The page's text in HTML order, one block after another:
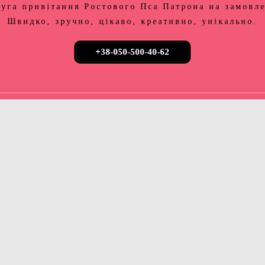
привітання Ростового Пса Патрона на
Швидко, зручно, цікаво, креативно, унікально.
+38-050-500-40-62